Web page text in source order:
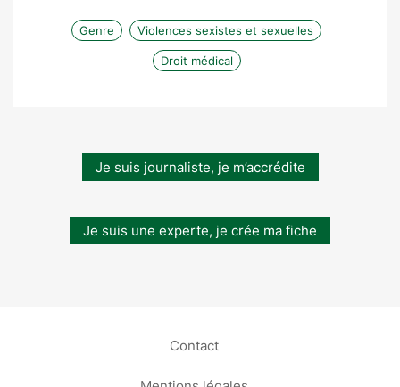
Genre Violences sexistes et sexuelles
Droit médical
Je suis journaliste, je m’accrédite
Je suis une experte, je crée ma fiche
Contact